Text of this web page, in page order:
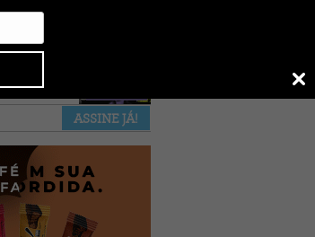
•NAS BANCAS
ASSINE JÁ!